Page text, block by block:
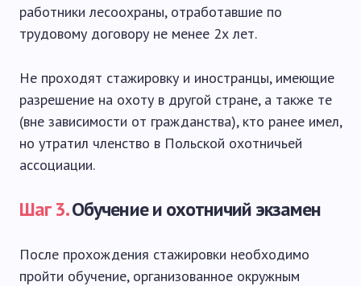
работники лесоохраны, отработавшие по
трудовому договору не менее 2х лет.
Не проходят стажировку и иностранцы, имеющие
разрешение на охоту в другой стране, а также те
(вне зависимости от гражданства), кто ранее имел,
но утратил членство в Польской охотничьей
ассоциации.
Шаг 3.Обучение и охотничий экзамен
После прохождения стажировки необходимо
пройти обучение, организованное окружным